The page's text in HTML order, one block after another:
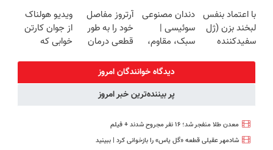
خرید40%تخفیف
سبک و مقاوم |
پرداخت قسطی
همین‌جاست!
◗پرسش‌نامه◖
با اعتماد بنفس
لبخند بزن (ژل
سفیدکننده
دندان مصنوعی
سوئیسی |
سبک، مقاوم،
رایگان+پرداخت
اقساطی😍
آرتروز مفاصل
خود را به طور
قطعی درمان
◗پرسش‌نامه◖
ویدیو هولناک
از جوان کارتن
خوابی که
دیدگاه خوانندگان امروز
پر بیننده‌ترین خبر امروز
معدن طلا منفجر شد؛ ۱۶ نفر مجروح شدند + فیلم
شادمهر عقیلی قطعه «گل یاس» را بازخوانی کرد | ببینید